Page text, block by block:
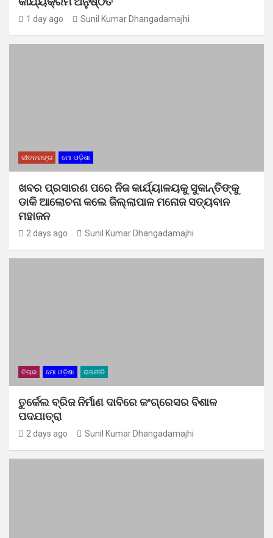
1 day ago Sunil Kumar Dhangadamajhi
ଜୀବନରଙ୍ଗ ମୋ ଓଡ଼ିଶା
ଖବର ପ୍ରସାରଣ ପରେ ନିଜ କାର୍ଯ୍ୟାଳୟକୁ ସୁକାନ୍ତିଙ୍କୁ
ଡାକି ଆଲୋଚନା କଲେ ଜିଲ୍ଲାପାଳ ମନୋଜ ସତ୍ୟବାନ
ମହାଜନ
2 days ago Sunil Kumar Dhangadamajhi
ବିଚାର ମୋ ଓଡ଼ିଶା ରାଜନୀତି
ତୁର୍କେଲ ବ୍ରିଜ ନିର୍ମାଣ ଦାବିରେ କଂଗ୍ରେସର ବିଶାଳ
ପଦଯାତ୍ରା
2 days ago Sunil Kumar Dhangadamajhi